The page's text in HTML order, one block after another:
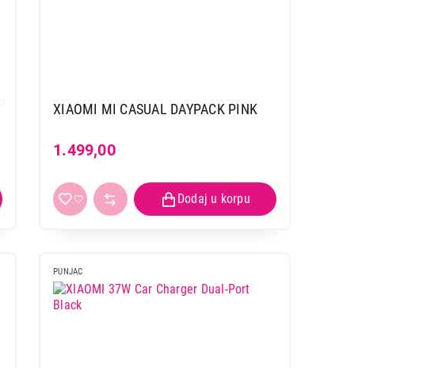
XIAOMI MI CASUAL DAYPACK PINK
1.499,00
PUNJAC